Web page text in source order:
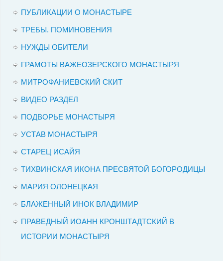
ПУБЛИКАЦИИ О МОНАСТЫРЕ
ТРЕБЫ. ПОМИНОВЕНИЯ
НУЖДЫ ОБИТЕЛИ
ГРАМОТЫ ВАЖЕОЗЕРСКОГО МОНАСТЫРЯ
МИТРОФАНИЕВСКИЙ СКИТ
ВИДЕО РАЗДЕЛ
ПОДВОРЬЕ МОНАСТЫРЯ
УСТАВ МОНАСТЫРЯ
СТАРЕЦ ИСАЙЯ
ТИХВИНСКАЯ ИКОНА ПРЕСВЯТОЙ БОГОРОДИЦЫ
МАРИЯ ОЛОНЕЦКАЯ
БЛАЖЕННЫЙ ИНОК ВЛАДИМИР
ПРАВЕДНЫЙ ИОАНН КРОНШТАДТСКИЙ В
ИСТОРИИ МОНАСТЫРЯ